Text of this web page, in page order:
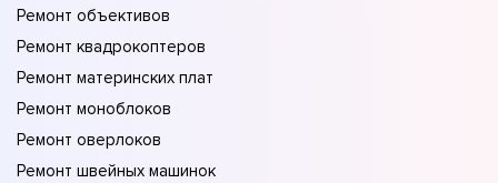
Ремонт объективов
Ремонт квадрокоптеров
Ремонт материнских плат
Ремонт моноблоков
Ремонт оверлоков
Ремонт швейных машинок